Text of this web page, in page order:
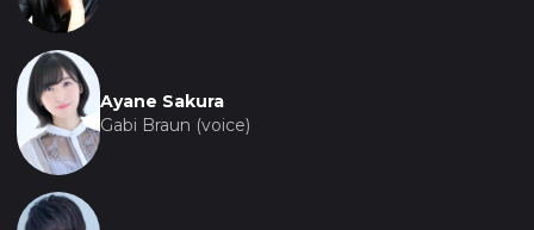
Ayane Sakura
Gabi Braun (voice)